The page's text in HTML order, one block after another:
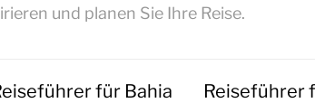
und planen Sie Ihre Reise.
für Bahia Reiseführer